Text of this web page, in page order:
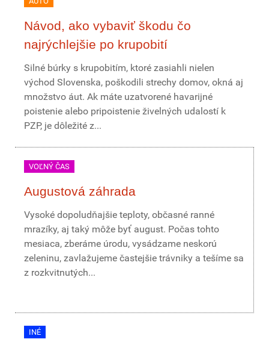
Návod, ako vybaviť škodu čo
najrýchlejšie po krupobití
Silné búrky s krupobitím, ktoré zasiahli nielen
východ Slovenska, poškodili strechy domov, okná aj
množstvo áut. Ak máte uzatvorené havarijné
poistenie alebo pripoistenie živelných udalostí k
PZP, je dôležité z...
VOĽNÝ ČAS
Augustová záhrada
Vysoké dopoludňajšie teploty, občasné ranné
mrazíky, aj taký môže byť august. Počas tohto
mesiaca, zberáme úrodu, vysádzame neskorú
zeleninu, zavlažujeme častejšie trávniky a tešíme sa
z rozkvitnutých...
INÉ